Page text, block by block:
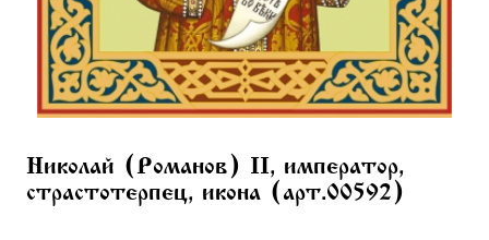
Николай (Романов) II, император,
страстотерпец, икона (арт.00592)